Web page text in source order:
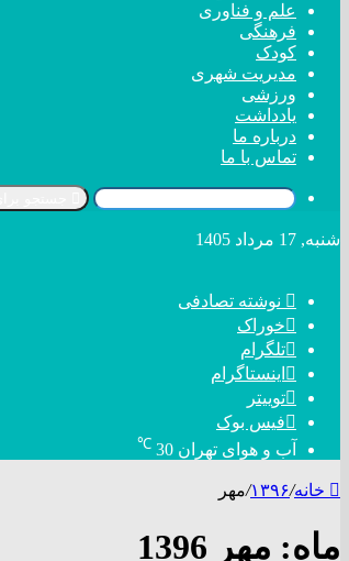
علم و فناوری
فرهنگی
کودک
مدیریت شهری
ورزشی
یادداشت
درباره ما
تماس با ما
شنبه, 17 مرداد 1405
نوشته تصادفی
خوراک
تلگرام
اینستاگرام
توییتر
فیس بوک
آب و هوای تهران 30
℃
خانه/۱۳۹۶/مهر
ماه: مهر 1396